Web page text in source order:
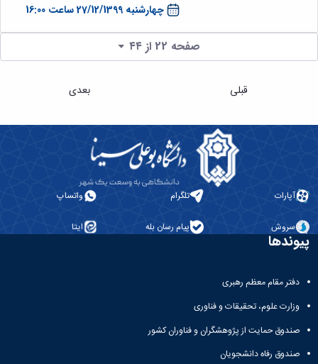
چهار‌شنبه 27/12/1399 ساعت 16:00
صفحه 22 از ۴۴
قبلی بعدی
آپارات تلگرام واتساپ
سروش پیام رسان بله ایتا
پیوندها
دفتر مقام معظم رهبری
وزارت علوم، تحقیقات و فناوری
صندوق حمایت از پژوهشگران و فناوران کشور
صندوق رفاه دانشجویان